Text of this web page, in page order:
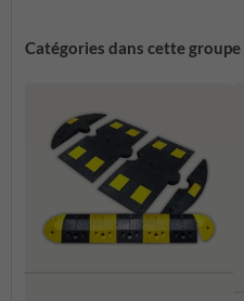
Catégories dans cette groupe